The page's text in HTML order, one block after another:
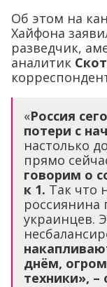
Об этом на
Хайфона
разведчик,
аналитик
«Россия
потери с
настолько
прямо
говорим о
к 1. Так что
россиянина
украинцев.
днём,
техники»,